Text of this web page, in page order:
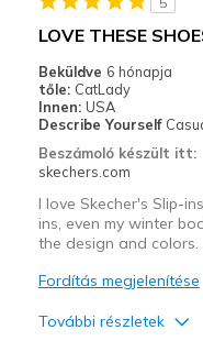
View On Shoes
LOVE THESE
Beküldve 6 hónapja
tőle: CatLady
Innen: USA
Describe Yourself
Beszámoló készült itt:
skechers.com
I love Skecher's Slip-
ins, even my winter
the design and
Fordítás megjelenítése
További részletek